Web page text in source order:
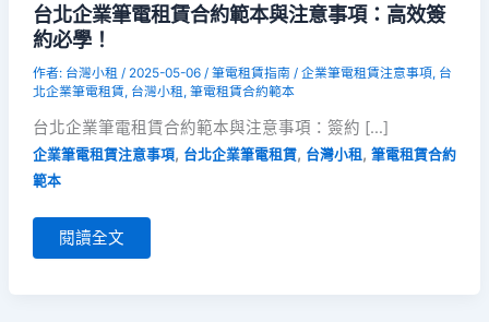
台北企業筆電租賃合約範本與注意事項：高效簽
約必學！
作者: 台灣小租 / 2025-05-06 / 筆電租賃指南/ 企業筆電租賃注意事項, 台
北企業筆電租賃, 台灣小租, 筆電租賃合約範本
台北企業筆電租賃合約範本與注意事項：簽約 […]
企業筆電租賃注意事項, 台北企業筆電租賃, 台灣小租, 筆電租賃合約
範本
閱讀全文